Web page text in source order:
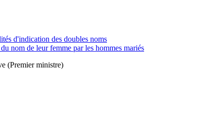
d'indication des doubles noms
nom de leur femme par les hommes mariés
(Premier ministre)